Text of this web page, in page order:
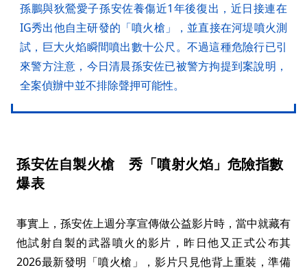
孫鵬與狄鶯愛子孫安佐養傷近1年後復出，近日接連在
IG秀出他自主研發的「噴火槍」，並直接在河堤噴火測
試，巨大火焰瞬間噴出數十公尺。不過這種危險行已引
來警方注意，今日清晨孫安佐已被警方拘提到案說明，
全案偵辦中並不排除聲押可能性。
孫安佐自製火槍 秀「噴射火焰」危險指數
爆表
事實上，孫安佐上週分享宣傳做公益影片時，當中就藏有
他試射自製的武器噴火的影片，昨日他又正式公布其
2026最新發明「噴火槍」，影片只見他背上重裝，準備